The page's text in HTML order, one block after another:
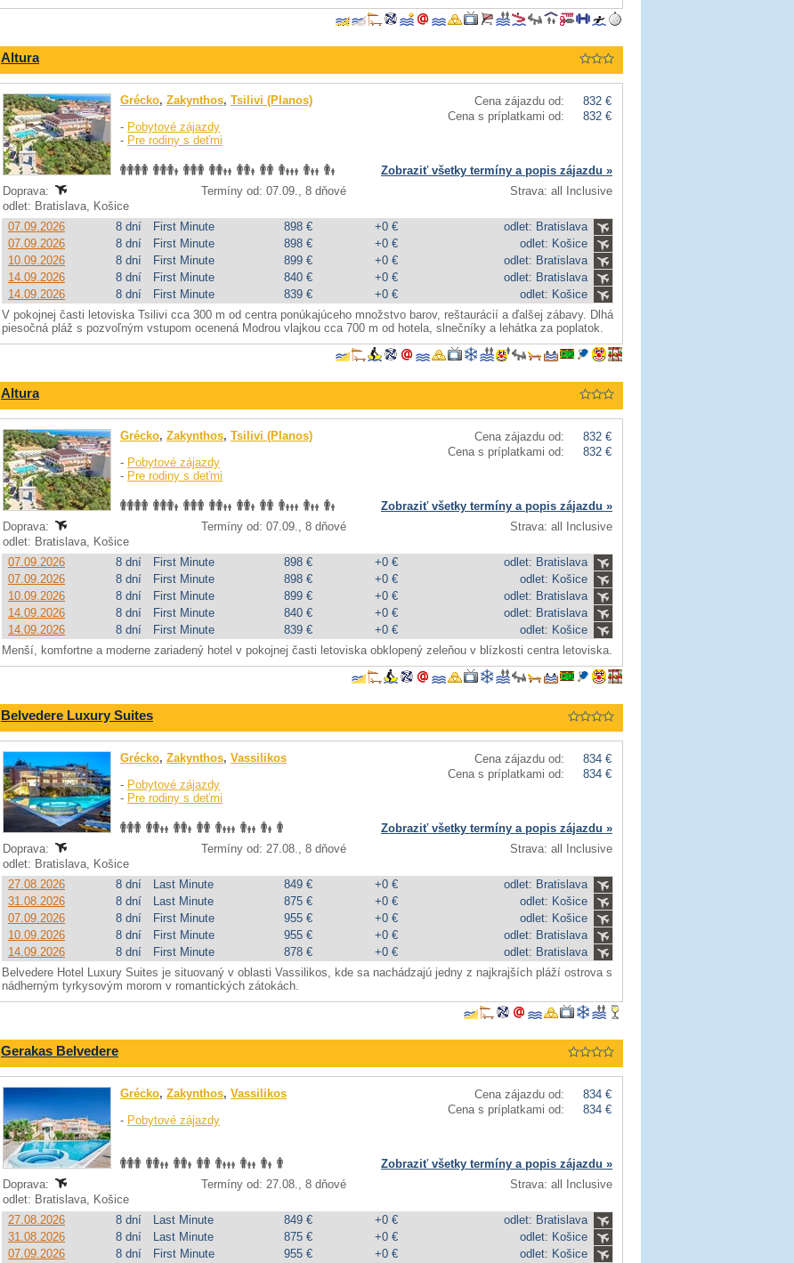
Altura
Cena zájazdu od:
832 €
Cena s príplatkami od:
832 €
Grécko, Zakynthos, Tsilivi (Planos)
- Pobytové zájazdy
- Pre rodiny s deťmi
Zobraziť všetky termíny a popis zájazdu »
Doprava:
Termíny od: 07.09., 8 dňové
Strava: all Inclusive
odlet: Bratislava, Košice
07.09.2026
8 dní First Minute 898 € +0 €
odlet: Bratislava
07.09.2026
8 dní First Minute 898 € +0 €
odlet: Košice
10.09.2026
8 dní First Minute 899 € +0 €
odlet: Bratislava
14.09.2026
8 dní First Minute 840 € +0 €
odlet: Bratislava
14.09.2026
8 dní First Minute 839 € +0 €
odlet: Košice
V pokojnej časti letoviska Tsilivi cca 300 m od centra ponúkajúceho množstvo barov, reštaurácií a ďalšej zábavy. Dlhá
piesočná pláž s pozvoľným vstupom ocenená Modrou vlajkou cca 700 m od hotela, slnečníky a lehátka za poplatok.
Altura
Cena zájazdu od:
832 €
Cena s príplatkami od:
832 €
Grécko, Zakynthos, Tsilivi (Planos)
- Pobytové zájazdy
- Pre rodiny s deťmi
Zobraziť všetky termíny a popis zájazdu »
Doprava:
Termíny od: 07.09., 8 dňové
Strava: all Inclusive
odlet: Bratislava, Košice
07.09.2026
8 dní First Minute 898 € +0 €
odlet: Bratislava
07.09.2026
8 dní First Minute 898 € +0 €
odlet: Košice
10.09.2026
8 dní First Minute 899 € +0 €
odlet: Bratislava
14.09.2026
8 dní First Minute 840 € +0 €
odlet: Bratislava
14.09.2026
8 dní First Minute 839 € +0 €
odlet: Košice
Menší, komfortne a moderne zariadený hotel v pokojnej časti letoviska obklopený zeleňou v blízkosti centra letoviska.
Belvedere Luxury Suites
Cena zájazdu od:
834 €
Cena s príplatkami od:
834 €
Grécko, Zakynthos, Vassilikos
- Pobytové zájazdy
- Pre rodiny s deťmi
Zobraziť všetky termíny a popis zájazdu »
Doprava:
Termíny od: 27.08., 8 dňové
Strava: all Inclusive
odlet: Bratislava, Košice
27.08.2026
8 dní Last Minute 849 € +0 €
odlet: Bratislava
31.08.2026
8 dní Last Minute 875 € +0 €
odlet: Košice
07.09.2026
8 dní First Minute 955 € +0 €
odlet: Košice
10.09.2026
8 dní First Minute 955 € +0 €
odlet: Bratislava
14.09.2026
8 dní First Minute 878 € +0 €
odlet: Bratislava
Belvedere Hotel Luxury Suites je situovaný v oblasti Vassilikos, kde sa nachádzajú jedny z najkrajších pláží ostrova s
nádherným tyrkysovým morom v romantických zátokách.
Gerakas Belvedere
Cena zájazdu od:
834 €
Cena s príplatkami od:
834 €
Grécko, Zakynthos, Vassilikos
- Pobytové zájazdy
Zobraziť všetky termíny a popis zájazdu »
Doprava:
Termíny od: 27.08., 8 dňové
Strava: all Inclusive
odlet: Bratislava, Košice
27.08.2026
8 dní Last Minute 849 € +0 €
odlet: Bratislava
31.08.2026
8 dní Last Minute 875 € +0 €
odlet: Košice
07.09.2026
8 dní First Minute 955 € +0 €
odlet: Košice